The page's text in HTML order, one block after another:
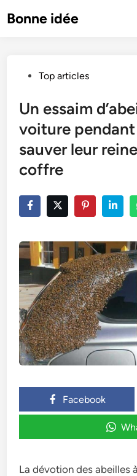
toBonne idée
PostedTop articles
Un essaim
voiture
sauver leur
coffre
Facebook
La dévotion des abeilles